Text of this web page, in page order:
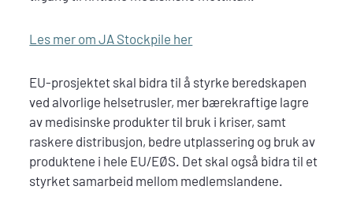
Les mer om JA Stockpile her
EU-prosjektet skal bidra til å styrke beredskapen
ved alvorlige helsetrusler, mer bærekraftige lagre
av medisinske produkter til bruk i kriser, samt
raskere distribusjon, bedre utplassering og bruk av
produktene i hele EU/EØS. Det skal også bidra til et
styrket samarbeid mellom medlemslandene.